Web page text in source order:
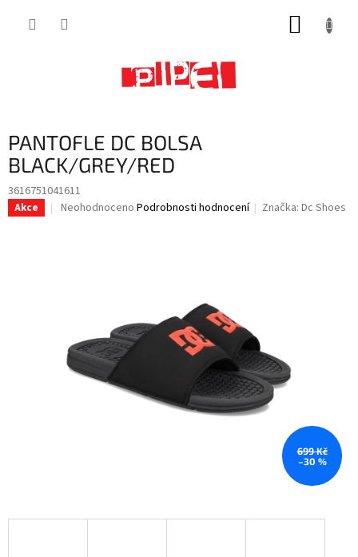
PANTOFLE DC BOLSA
BLACK/GREY/RED
3616751041611
Akce
Průměrné
Neohodnoceno Podrobnosti hodnocení Značka:Dc Shoes
699 Kč
–30 %